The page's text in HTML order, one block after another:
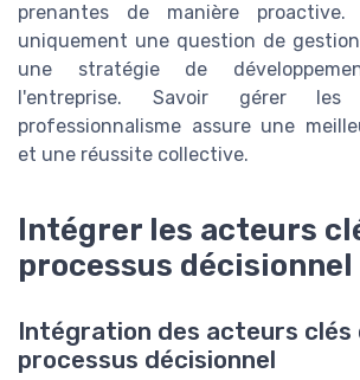
prenantes de manière
uniquement une question de
une stratégie de
l'entreprise. Savoir gérer
professionnalisme assure une
et une réussite collective.
Intégrer les acteurs
processus décisionnel
Intégration des acteurs clés
processus décisionnel